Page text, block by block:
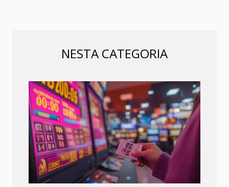
NESTA CATEGORIA